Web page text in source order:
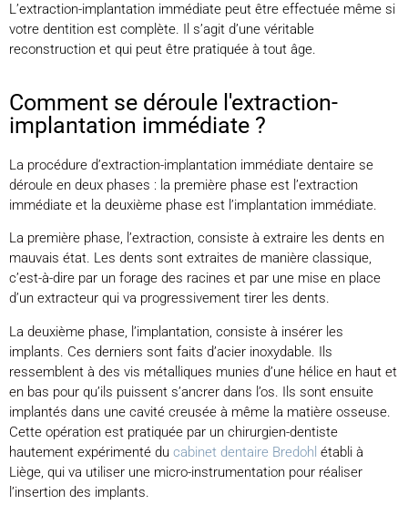
L’extraction-implantation immédiate peut être effectuée même si
votre dentition est complète. Il s’agit d’une véritable
reconstruction et qui peut être pratiquée à tout âge.
Comment se déroule l'extraction-
implantation immédiate ?
La procédure d’extraction-implantation immédiate dentaire se
déroule en deux phases : la première phase est l’extraction
immédiate et la deuxième phase est l’implantation immédiate.
La première phase, l’extraction, consiste à extraire les dents en
mauvais état. Les dents sont extraites de manière classique,
c’est-à-dire par un forage des racines et par une mise en place
d’un extracteur qui va progressivement tirer les dents.
La deuxième phase, l’implantation, consiste à insérer les
implants. Ces derniers sont faits d’acier inoxydable. Ils
ressemblent à des vis métalliques munies d’une hélice en haut et
en bas pour qu’ils puissent s’ancrer dans l’os. Ils sont ensuite
implantés dans une cavité creusée à même la matière osseuse.
Cette opération est pratiquée par un chirurgien-dentiste
hautement expérimenté du cabinet dentaire Bredohl établi à
Liège, qui va utiliser une micro-instrumentation pour réaliser
l’insertion des implants.